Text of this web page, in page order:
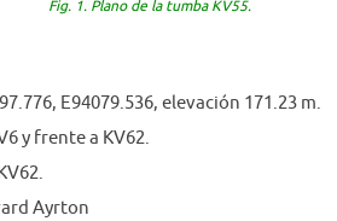
Fig. 1. Plano de la tumba KV55.
E94079.536, elevación 171.23 m.
y frente a KV62.
Ayrton